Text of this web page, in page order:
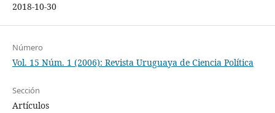
2018-10-30
Número
Vol. 15 Núm. 1 (2006): Revista Uruguaya de Ciencia Política
Sección
Artículos